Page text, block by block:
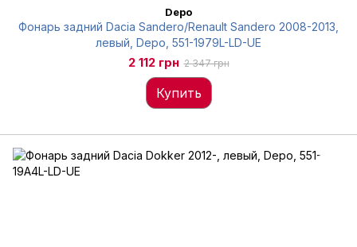
Depo
Фонарь задний Dacia Sandero/Renault Sandero 2008-2013,
левый, Depo, 551-1979L-LD-UE
2 112 грн 2 347 грн
Купить